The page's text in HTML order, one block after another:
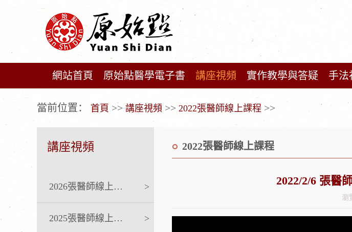
網站首頁 原始點醫學電子書 講座視頻 實作教學與答疑 手法
當前位置： 首頁 >> 講座視頻 >> 2022張醫師線上課程 >>
講座視頻
2026張醫師線上課程 >
2025張醫師線上課程 >
2022張醫師線上課程
2022/2/6 張醫
瀏